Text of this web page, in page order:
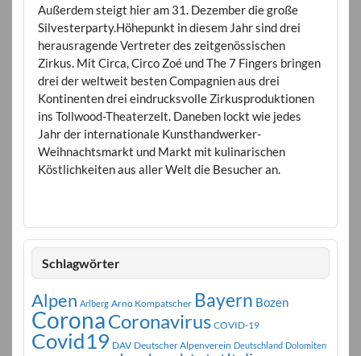
Außerdem steigt hier am 31. Dezember die große
Silvesterparty.Höhepunkt in diesem Jahr sind drei
herausragende Vertreter des zeitgenössischen
Zirkus. Mit Circa, Circo Zoé und The 7 Fingers bringen
drei der weltweit besten Compagnien aus drei
Kontinenten drei eindrucksvolle Zirkusproduktionen
ins Tollwood-Theaterzelt. Daneben lockt wie jedes
Jahr der internationale Kunsthandwerker-
Weihnachtsmarkt und Markt mit kulinarischen
Köstlichkeiten aus aller Welt die Besucher an.
Schlagwörter
Alpen Arlberg Arno Kompatscher Bayern Bozen
CoronaCoronavirus COVID-19
Covid19 DAV Deutscher Alpenverein Deutschland Dolomiten